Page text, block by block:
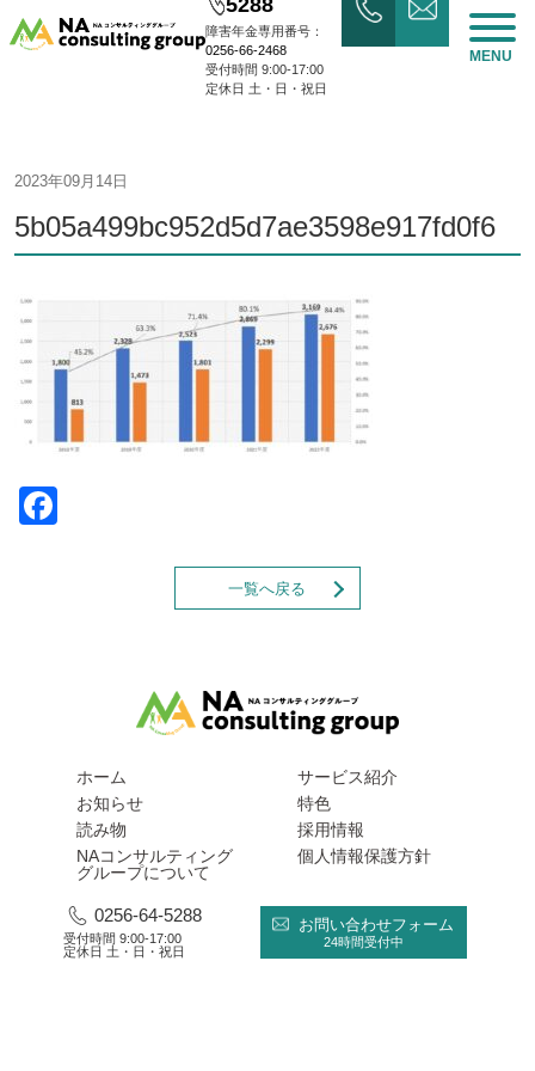
障害年金専用番号：
0256-66-2468
受付時間 9:00-17:00
定休日 土・日・祝日
MENU
2023年09月14日
5b05a499bc952d5d7ae3598e917fd0f6
一覧へ戻る
ホーム
お知らせ
読み物
NAコンサルティング
グループについて
サービス紹介
特色
採用情報
個人情報保護方針
0256-64-5288
受付時間 9:00-17:00
定休日 土・日・祝日
お問い合わせフォーム
24時間受付中